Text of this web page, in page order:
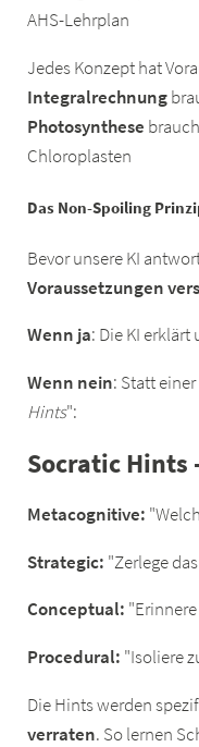
AHS-Lehrplan
Jedes Konzept hat
Integralrechnung
Photosynthese
Chloroplasten
Das Non-Spoiling
Bevor unsere KI
Voraussetzungen
Wenn ja: Die KI
Wenn nein: Statt
Hints":
Socratic Hints
Metacognitive:
Strategic: "Zerlege
Conceptual:
Procedural: "Isoliere
Die Hints werden
verraten. So lernen